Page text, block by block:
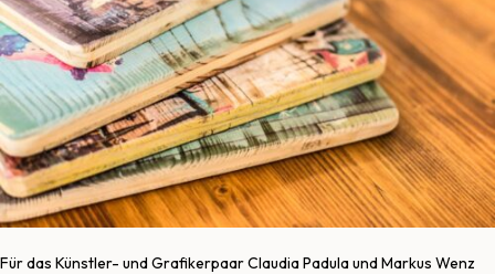
Für das Künstler- und Grafikerpaar Claudia Padula und Markus Wenz